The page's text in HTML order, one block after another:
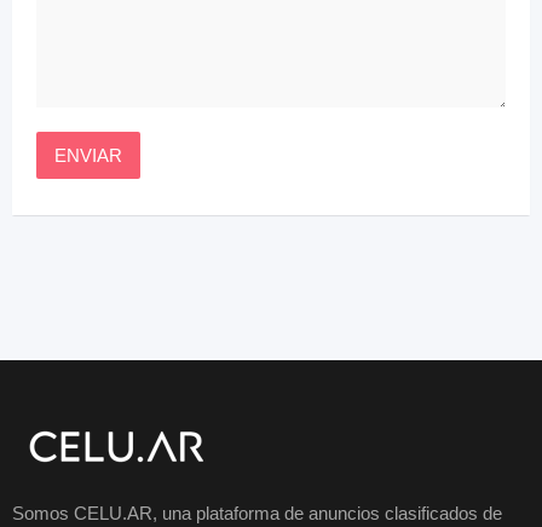
Somos CELU.AR, una plataforma de anuncios clasificados de